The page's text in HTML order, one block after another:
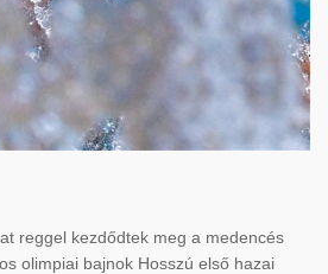
reggel kezdődtek meg a medencés
olimpiai bajnok Hosszú első hazai